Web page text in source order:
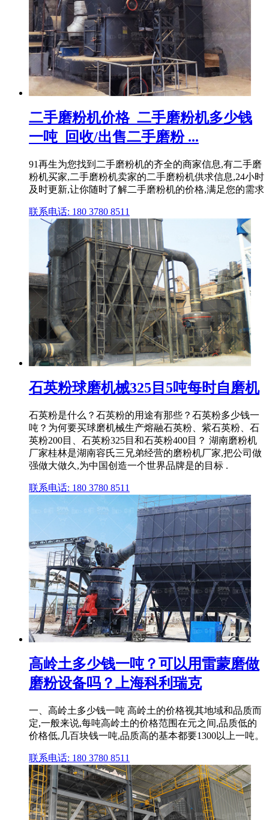
二手磨粉机价格_二手磨粉机多少钱
一吨_回收/出售二手磨粉 ...
91再生为您找到二手磨粉机的齐全的商家信息,有二手磨
粉机买家,二手磨粉机卖家的二手磨粉机供求信息,24小时
及时更新,让你随时了解二手磨粉机的价格,满足您的需求
联系电话: 180 3780 8511
石英粉球磨机械325目5吨每时自磨机
石英粉是什么？石英粉的用途有那些？石英粉多少钱一
吨？为何要买球磨机械生产熔融石英粉、紫石英粉、石
英粉200目、石英粉325目和石英粉400目？ 湖南磨粉机
厂家桂林是湖南容氏三兄弟经营的磨粉机厂家,把公司做
强做大做久,为中国创造一个世界品牌是的目标 .
联系电话: 180 3780 8511
高岭土多少钱一吨？可以用雷蒙磨做
磨粉设备吗？上海科利瑞克
一、高岭土多少钱一吨 高岭土的价格视其地域和品质而
定,一般来说,每吨高岭土的价格范围在元之间,品质低的
价格低,几百块钱一吨,品质高的基本都要1300以上一吨。
联系电话: 180 3780 8511